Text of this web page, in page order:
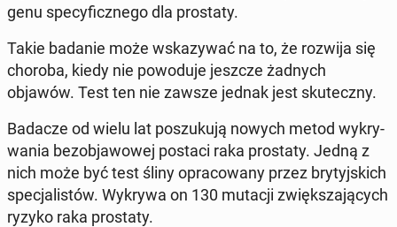
ge­nu spe­cy­ficz­ne­go dla pro­sta­ty.
Takie badanie może wska­zy­wać na to, że rozwija się
choroba, kiedy nie po­wo­du­je jeszcze żadnych
objawów. Test ten nie zawsze jednak jest sku­tecz­ny.
Badacze od wielu lat po­szu­ku­ją nowych metod wy­kry­
wa­nia bez­ob­ja­wo­wej postaci raka pro­sta­ty. Jedną z
nich może być test śliny opra­co­wa­ny przez bry­tyj­skich
spe­cja­li­stów. Wykrywa on 130 mutacji zwięk­sza­ją­cych
ryzyko raka pro­sta­ty.